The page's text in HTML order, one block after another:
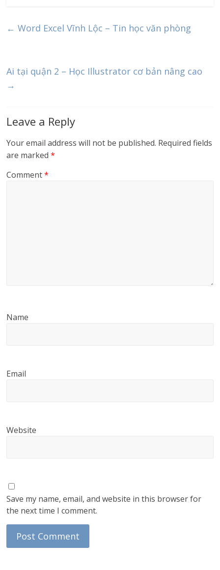
← Word Excel Vĩnh Lộc – Tin học văn phòng
Ai tại quận 2 – Học Illustrator cơ bản nâng cao
→
Leave a Reply
Your email address will not be published. Required fields
are marked*
Comment*
Name
Email
Website
Save my name, email, and website in this browser for
the next time I comment.